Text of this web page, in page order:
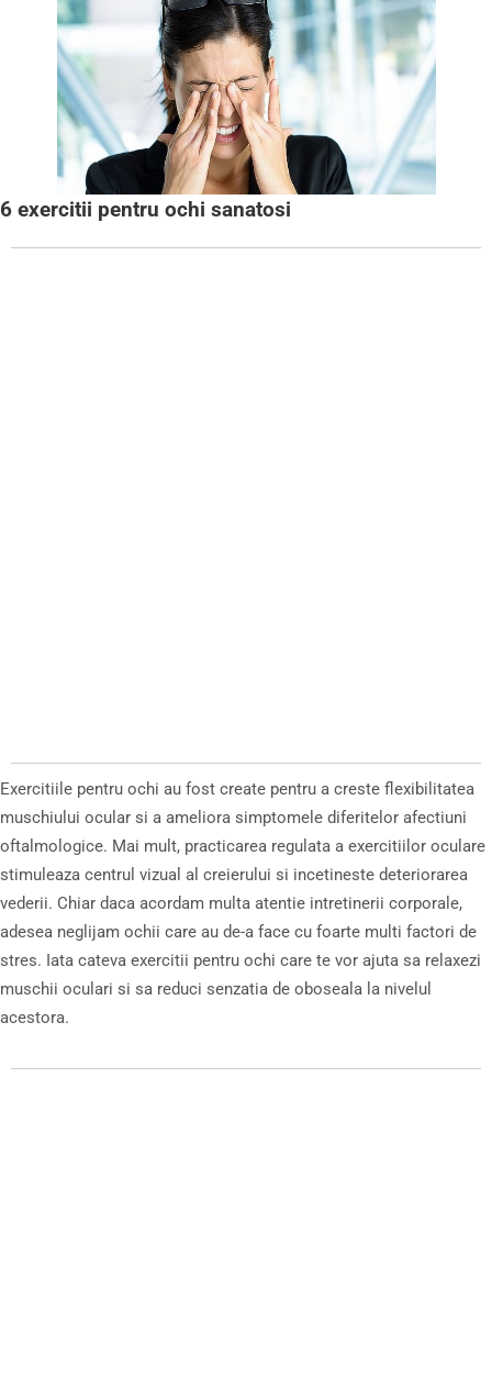
6 exercitii pentru ochi sanatosi
Exercitiile pentru ochi au fost create pentru a creste flexibilitatea
muschiului ocular si a ameliora simptomele diferitelor afectiuni
oftalmologice. Mai mult, practicarea regulata a exercitiilor oculare
stimuleaza centrul vizual al creierului si incetineste deteriorarea
vederii. Chiar daca acordam multa atentie intretinerii corporale,
adesea neglijam ochii care au de-a face cu foarte multi factori de
stres. Iata cateva exercitii pentru ochi care te vor ajuta sa relaxezi
muschii oculari si sa reduci senzatia de oboseala la nivelul
acestora.